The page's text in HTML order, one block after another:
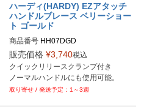
ハーディ(HARDY) EZアタッチ
ハンドルブレース ベリーショー
ト ゴールド
商品番号 HH07DGD
Plot型番：P051-6084
販売価格 ¥3,740税込
クイックリリースクランプ付き
ノーマルハンドルにも使用可能。
1～3週